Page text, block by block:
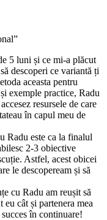
5 luni și ce mi-a plăcut
descoperi ce variantă ți
aceasta pentru
exemple practice, Radu
resursele de care
în capul meu de
Radu este ca la finalul
2-3 obiective
Astfel, acest obicei
le descopeream și să
cu Radu am reușit să
cât și partenera mea
în continuare!